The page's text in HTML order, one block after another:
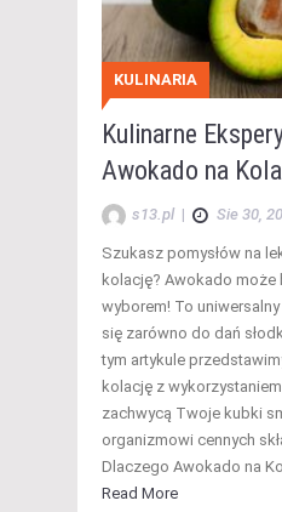
KULINARIA
Kulinarne
Awokado na
s13.pl | Sie 30,
Szukasz pomysłów na
kolację? Awokado może
wyborem! To
się zarówno do dań
tym artykule
kolację z
zachwycą Twoje kubki
organizmowi cennych
Dlaczego Awokado na
Read More